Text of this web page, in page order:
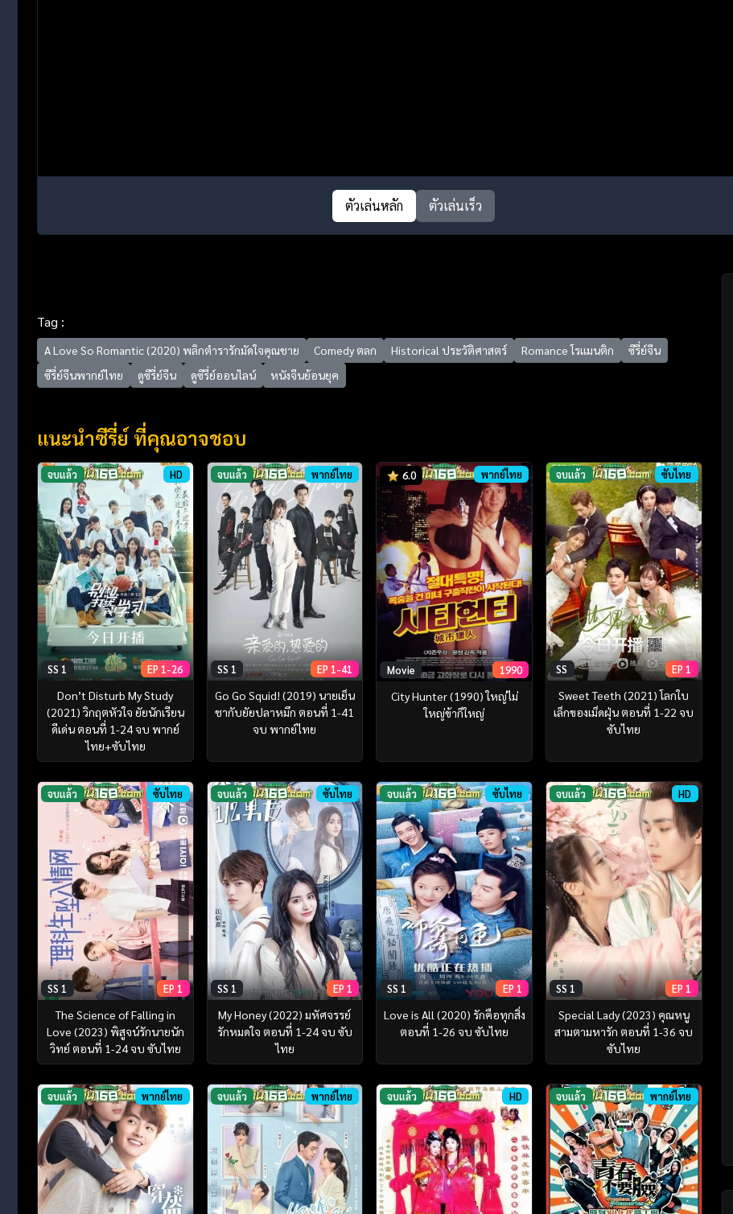
ตัวเล่นหลัก ตัวเล่นเร็ว
Tag :
A Love So Romantic (2020) พลิกตำรารักมัดใจคุณชาย Comedy ตลก Historical ประวัติศาสตร์ Romance โรแมนติก
ซีรี่ย์จีน
ซีรี่ย์จีนพากย์ไทย
ดูซีรี่ย์จีน ดูซีรี่ย์ออนไลน์ หนังจีนย้อนยุค
แนะนำซีรี่ย์ ที่คุณอาจชอบ
จบแล้ว HD
SS 1 EP 1-26
Don’t Disturb My Study
(2021) วิกฤตหัวใจ ยัยนักเรียน
ดีเด่น ตอนที่ 1-24 จบ พากย์
ไทย+ซับไทย
จบแล้ว พากย์ไทย
SS 1 EP 1-41
Go Go Squid! (2019) นายเย็น
ชากับยัยปลาหมึก ตอนที่ 1-41
จบ พากย์ไทย
6.0 พากย์ไทย
Movie 1990
City Hunter (1990) ใหญ่ไม่
ใหญ่ข้าก็ใหญ่
จบแล้ว ซับไทย
SS EP 1
Sweet Teeth (2021) โลกใบ
เล็กของเม็ดฝุ่น ตอนที่ 1-22 จบ
ซับไทย
จบแล้ว ซับไทย
SS 1 EP 1
The Science of Falling in
Love (2023) พิสูจน์รักนายนัก
วิทย์ ตอนที่ 1-24 จบ ซับไทย
จบแล้ว ซับไทย
SS 1 EP 1
My Honey (2022) มหัศจรรย์
รักหมดใจ ตอนที่ 1-24 จบ ซับ
ไทย
จบแล้ว ซับไทย
SS 1 EP 1
Love is All (2020) รักคือทุกสิ่ง
ตอนที่ 1-26 จบ ซับไทย
จบแล้ว HD
SS 1 EP 1
Special Lady (2023) คุณหนู
สามตามหารัก ตอนที่ 1-36 จบ
ซับไทย
จบแล้ว พากย์ไทย จบแล้ว พากย์ไทย จบแล้ว HD จบแล้ว พากย์ไทย